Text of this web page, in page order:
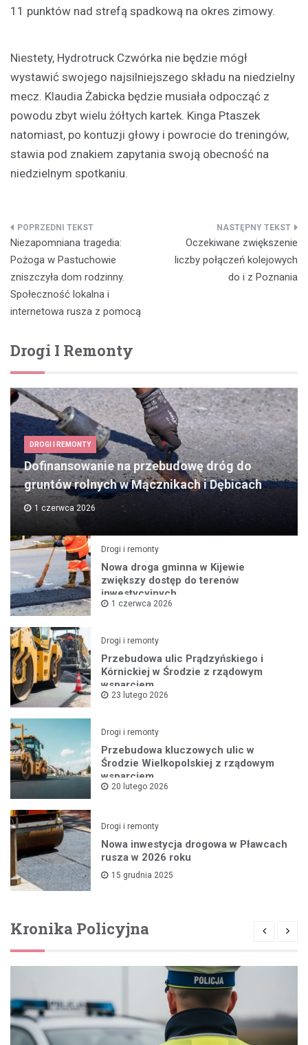
11 punktów nad strefą spadkową na okres zimowy.
Niestety, Hydrotruck Czwórka nie będzie mógł
wystawić swojego najsilniejszego składu na niedzielny
mecz. Klaudia Żabicka będzie musiała odpocząć z
powodu zbyt wielu żółtych kartek. Kinga Ptaszek
natomiast, po kontuzji głowy i powrocie do treningów,
stawia pod znakiem zapytania swoją obecność na
niedzielnym spotkaniu.
Nawigacja
wpisu
Niezapomniana tragedia:
Pożoga w Pastuchowie
zniszczyła dom rodzinny.
Społeczność lokalna i
internetowa rusza z pomocą
Oczekiwane zwiększenie
liczby połączeń kolejowych
do i z Poznania
Drogi I Remonty
DROGI I REMONTY
Dofinansowanie na przebudowę dróg do
gruntów rolnych w Mącznikach i Dębicach
1 czerwca 2026
Drogi i remonty
Nowa droga gminna w Kijewie
zwiększy dostęp do terenów
inwestycyjnych
1 czerwca 2026
Drogi i remonty
Przebudowa ulic Prądzyńskiego i
Kórnickiej w Środzie z rządowym
wsparciem
23 lutego 2026
Drogi i remonty
Przebudowa kluczowych ulic w
Środzie Wielkopolskiej z rządowym
wsparciem
20 lutego 2026
Drogi i remonty
Nowa inwestycja drogowa w Pławcach
rusza w 2026 roku
15 grudnia 2025
Kronika Policyjna